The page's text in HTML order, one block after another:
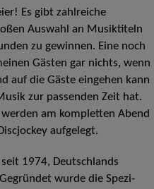
Es gibt zahlreiche
Auswahl an Musiktiteln
zu gewinnen. Eine noch
Gästen gar nichts, wenn
auf die Gäste eingehen kann
zur passenden Zeit hat.
am kompletten Abend
aufgelegt.
1974, Deutschlands
wurde die Spezi-